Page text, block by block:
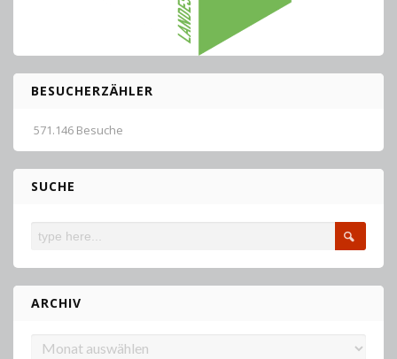
BESUCHERZÄHLER
571.146 Besuche
SUCHE
ARCHIV
Archiv